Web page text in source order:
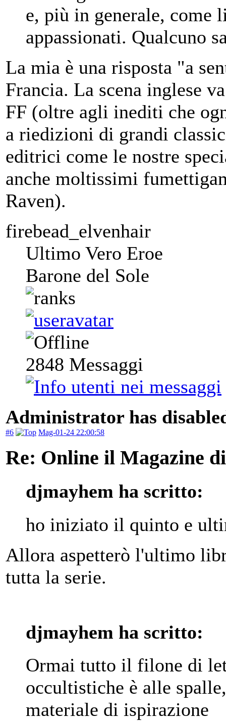
e, più in generale, come
appassionati. Qualcuno
La mia è una risposta "a
Francia. La scena inglese
FF (oltre agli inediti che
a riedizioni di grandi
editrici come le nostre
anche moltissimi
Raven).
firebead_elvenhair
Ultimo Vero Eroe
Barone del Sole
2848 Messaggi
Administrator has
#6 Mag-01-24 22:00:58
Re: Online il Magazine
djmayhem ha scritto:
ho iniziato il quinto e
Allora aspetterò l'ultimo
tutta la serie.
djmayhem ha scritto:
Ormai tutto il filone di
occultistiche è alle
materiale di ispirazione